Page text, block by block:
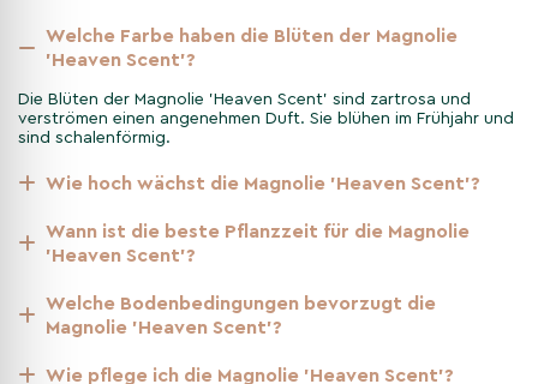
Nach dem Pflanzen sollte die Magnolie gut gewässert und in
den ersten Wochen regelmäßig gegossen werden.
Pflege & Instandhaltung der
regelmäßiges Gießen während Trockenperioden und ein
gelegentlicher Rückschnitt nach der Blütezeit sind ausreichend.
um Schäden an den Ästen zu vermeiden.
Welche Farbe haben die Blüten der Magnolie
'Heaven Scent'?
Die Blüten der Magnolie 'Heaven Scent' sind zartrosa und
verströmen einen angenehmen Duft. Sie blühen im Frühjahr und
sind schalenförmig.
Wie hoch wächst die Magnolie 'Heaven Scent'?
Wann ist die beste Pflanzzeit für die Magnolie
'Heaven Scent'?
Welche Bodenbedingungen bevorzugt die
Magnolie 'Heaven Scent'?
Wie pflege ich die Magnolie 'Heaven Scent'?